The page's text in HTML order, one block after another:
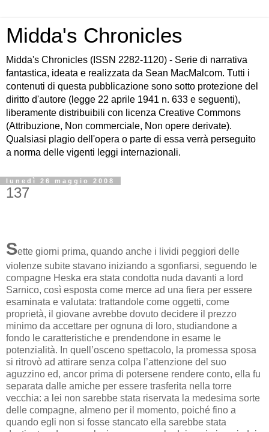
Midda's Chronicles
Midda's Chronicles (ISSN 2282-1120) - Serie di narrativa
fantastica, ideata e realizzata da Sean MacMalcom. Tutti i
contenuti di questa pubblicazione sono sotto protezione del
diritto d'autore (legge 22 aprile 1941 n. 633 e seguenti),
liberamente distribuibili con licenza Creative Commons
(Attribuzione, Non commerciale, Non opere derivate).
Qualsiasi plagio dell'opera o parte di essa verrà perseguito
a norma delle vigenti leggi internazionali.
lunedì 26 maggio 2008
137
Sette giorni prima, quando anche i lividi peggiori delle
violenze subite stavano iniziando a sgonfiarsi, seguendo le
compagne Heska era stata condotta nuda davanti a lord
Sarnico, così esposta come merce ad una fiera per essere
esaminata e valutata: trattandole come oggetti, come
proprietà, il giovane avrebbe dovuto decidere il prezzo
minimo da accettare per ognuna di loro, studiandone a
fondo le caratteristiche e prendendone in esame le
potenzialità. In quell’osceno spettacolo, la promessa sposa
si ritrovò ad attirare senza colpa l’attenzione del suo
aguzzino ed, ancor prima di potersene rendere conto, ella fu
separata dalle amiche per essere trasferita nella torre
vecchia: a lei non sarebbe stata riservata la medesima sorte
delle compagne, almeno per il momento, poiché fino a
quando egli non si fosse stancato ella sarebbe stata